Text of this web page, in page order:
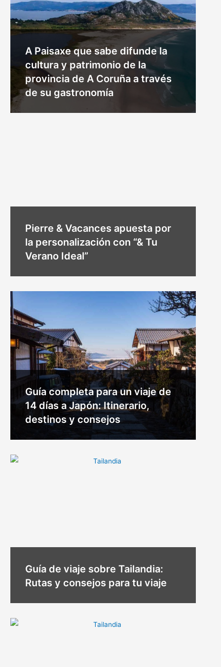
A Paisaxe que sabe difunde la
cultura y patrimonio de la
provincia de A Coruña a través
de su gastronomía
Pierre & Vacances apuesta por
la personalización con “& Tu
Verano Ideal”
Guía completa para un viaje de
14 días a Japón: Itinerario,
destinos y consejos
Guía de viaje sobre Tailandia:
Rutas y consejos para tu viaje